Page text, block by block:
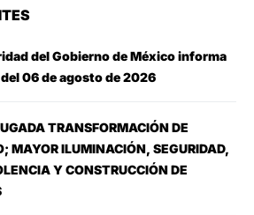
del Gobierno de México informa
06 de agosto de 2026
TRANSFORMACIÓN DE
MAYOR ILUMINACIÓN, SEGURIDAD,
Y CONSTRUCCIÓN DE